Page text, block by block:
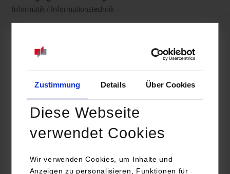
Zustimmung Details Über Cookies
Diese Webseite
verwendet Cookies
Wir verwenden Cookies, um Inhalte und
Anzeigen zu personalisieren, Funktionen für
Informatik / Informationstechnik
Magirusstraße 8
https://www.duales-studium-nokia.com/
Sarah Weippert
+49 711 8211 287
info.studium@nokia.com